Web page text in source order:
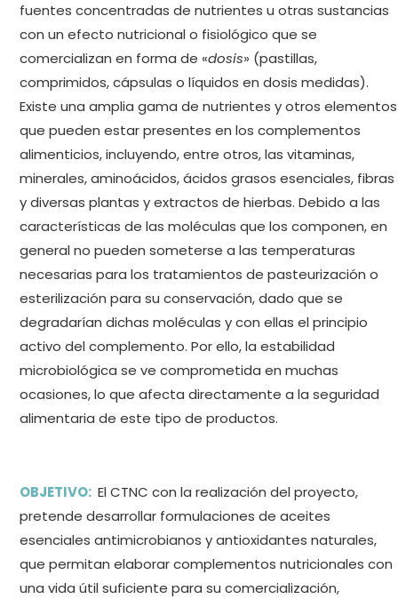
fuentes concentradas de nutrientes u otras sustancias
con un efecto nutricional o fisiológico que se
comercializan en forma de «dosis» (pastillas,
comprimidos, cápsulas o líquidos en dosis medidas).
Existe una amplia gama de nutrientes y otros elementos
que pueden estar presentes en los complementos
alimenticios, incluyendo, entre otros, las vitaminas,
minerales, aminoácidos, ácidos grasos esenciales, fibras
y diversas plantas y extractos de hierbas. Debido a las
características de las moléculas que los componen, en
general no pueden someterse a las temperaturas
necesarias para los tratamientos de pasteurización o
esterilización para su conservación, dado que se
degradarían dichas moléculas y con ellas el principio
activo del complemento. Por ello, la estabilidad
microbiológica se ve comprometida en muchas
ocasiones, lo que afecta directamente a la seguridad
alimentaria de este tipo de productos.
OBJETIVO: El CTNC con la realización del proyecto,
pretende desarrollar formulaciones de aceites
esenciales antimicrobianos y antioxidantes naturales,
que permitan elaborar complementos nutricionales con
una vida útil suficiente para su comercialización,